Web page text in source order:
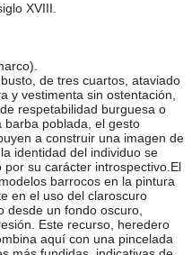
XVIII.
de tres cuartos, ataviado
y vestimenta sin ostentación,
respetabilidad burguesa o
barba poblada, el gesto
a construir una imagen de
identidad del individuo se
su carácter introspectivo.El
barrocos en la pintura
en el uso del claroscuro
desde un fondo oscuro,
Este recurso, heredero
aquí con una pincelada